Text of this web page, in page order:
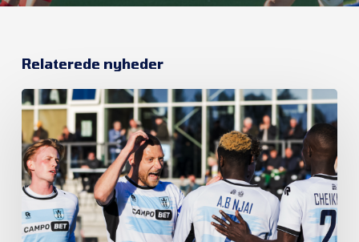
Relaterede nyheder
Et
nyt
kapitel
begynder
FC